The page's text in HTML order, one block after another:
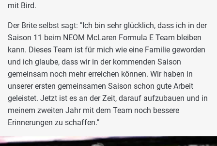
mit Bird.
Der Brite selbst sagt: "Ich bin sehr glücklich, dass ich in der
Saison 11 beim NEOM McLaren Formula E Team bleiben
kann. Dieses Team ist für mich wie eine Familie geworden
und ich glaube, dass wir in der kommenden Saison
gemeinsam noch mehr erreichen können. Wir haben in
unserer ersten gemeinsamen Saison schon gute Arbeit
geleistet. Jetzt ist es an der Zeit, darauf aufzubauen und in
meinem zweiten Jahr mit dem Team noch bessere
Erinnerungen zu schaffen."